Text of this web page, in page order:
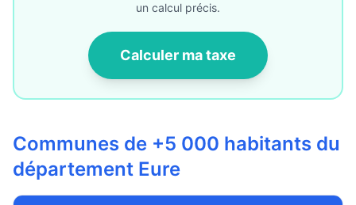
un calcul précis.
Calculer ma taxe
Communes de +5 000 habitants du
département Eure